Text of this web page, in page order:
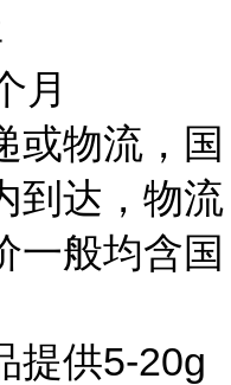
月
或物流，国
到达，物流
一般均含国
提供5-20g